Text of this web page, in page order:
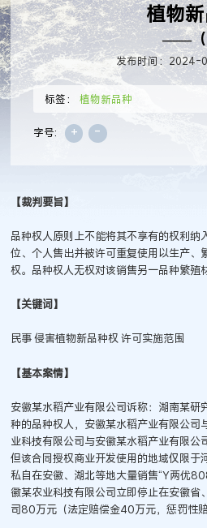
植物
——（
发布时间：2024-
标签： 植物新品种
字号: + -
【裁判要旨】
品种权人原则上不能将其不享有的权利
位、个人售出并被许可重复使用以生产
权。品种权人无权对该销售另一品种繁殖
【关键词】
民事 侵害植物新品种权 许可实施范围
【基本案情】
安徽某水稻产业有限公司诉称：湖南某
种的品种权人，安徽某水稻产业有限公
业科技有限公司与安徽某水稻产业有限公
但该合同授权商业开发使用的地域仅限
私自在安徽、湖北等地大量销售“Y两优
徽某农业科技有限公司立即停止在安徽
司80万元（法定赔偿金40万元，惩罚性